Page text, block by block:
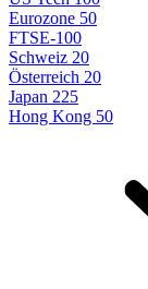
Eurozone 50
FTSE-100
Schweiz 20
Österreich 20
Japan 225
Hong Kong 50